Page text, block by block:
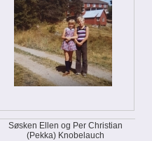
Søsken Ellen og Per Christian
(Pekka) Knobelauch